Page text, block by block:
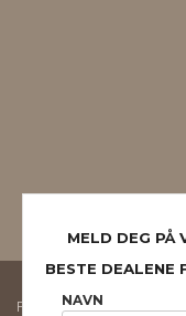
FRAKT
MELD DEG PÅ
BESTE DEALENE
NAVN